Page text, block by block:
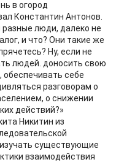
в огород
Константин Антонов.
люди, далеко не
и что? Они такие же
Ну, если не
людей. доносить свою
себе
разговорам о
о снижении
действий?»
Никитин из
существующие
взаимодействия